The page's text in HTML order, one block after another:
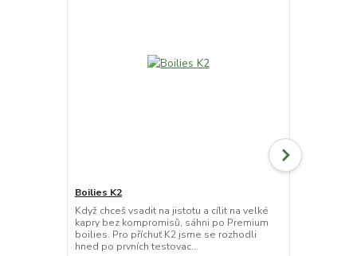
Boilies K2
Když chceš vsadit na jistotu a cílit na velké
kapry bez kompromisů, sáhni po Premium
boilies. Pro příchuť K2 jsme se rozhodli
hned po prvních testovac...